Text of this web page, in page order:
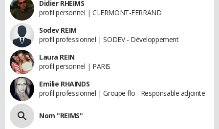
Didier RHEIMS
profil personnel | CLERMONT-FERRAND
Sodev REIM
profil professionnel | SODEV - Développement
Laura REIN
profil personnel | PARIS
Emilie RHAINDS
profil professionnel | Groupe flo - Responsable adjointe
Nom "REIMS"